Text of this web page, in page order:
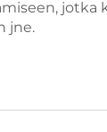
jotka
jne.